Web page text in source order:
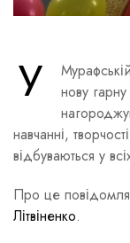
У
нову
навчанні,
відбуваються у
Про це
Літвіненко.